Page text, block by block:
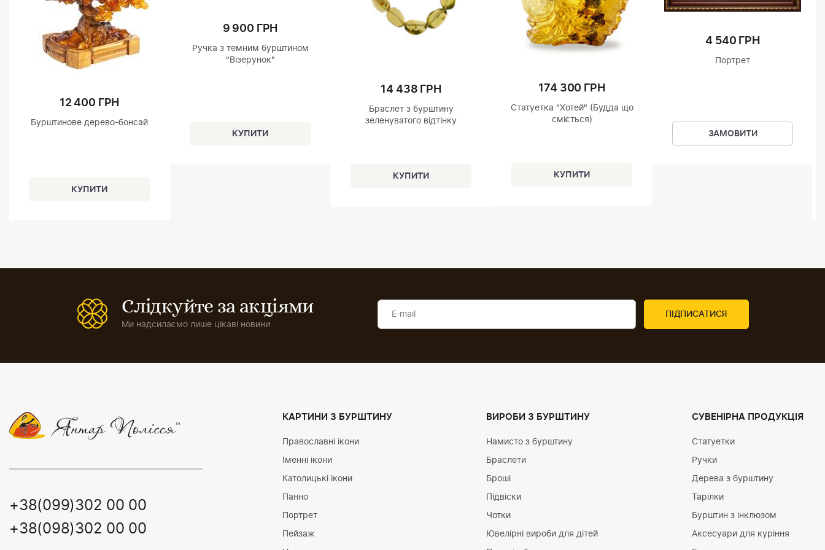
12 400 ГРН
Бурштинове дерево-бонсай
9 900 ГРН
Ручка з темним бурштином
"Візерунок"
14 438 ГРН
Браслет з бурштину
зеленуватого відтінку
174 300 ГРН
Статуетка "Хотей" (Будда що
сміється)
4 540 ГРН
Портрет
ЗАМОВИТИ
Слідкуйте за акціями
Ми надсилаємо лише цікаві новини
+38(099)302 00 00
+38(098)302 00 00
КАРТИНИ З БУРШТИНУ
Православні ікони
Іменні ікони
Католицькі ікони
Панно
Портрет
Пейзаж
ВИРОБИ З БУРШТИНУ
Намисто з бурштину
Браслети
Броші
Підвіски
Чотки
Ювелірні вироби для дітей
СУВЕНІРНА ПРОДУКЦІЯ
Статуетки
Ручки
Дерева з бурштину
Тарілки
Бурштин з інклюзом
Аксесуари для куріння